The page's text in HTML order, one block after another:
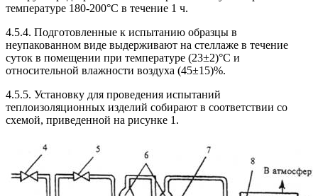
температуре 180-200°С в течение 1 ч.
4.5.4. Подготовленные к испытанию образцы в
неупакованном виде выдерживают на стеллаже в течение
суток в помещении при температуре (23±2)°С и
относительной влажности воздуха (45±15)%.
4.5.5. Установку для проведения испытаний
теплоизоляционных изделий собирают в соответствии со
схемой, приведенной на рисунке 1.